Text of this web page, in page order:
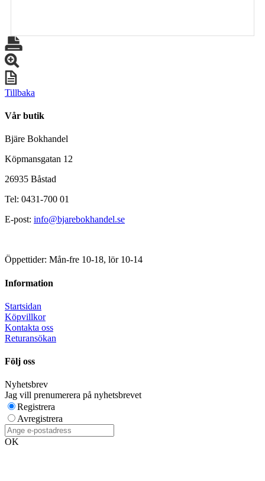
Tillbaka
Vår butik
Bjäre Bokhandel
Köpmansgatan 12
26935 Båstad
Tel: 0431-700 01
E-post: info@bjarebokhandel.se
Öppettider: Mån-fre 10-18, lör 10-14
Information
Startsidan
Köpvillkor
Kontakta oss
Returansökan
Följ oss
Nyhetsbrev
Jag vill prenumerera på nyhetsbrevet
Registrera
Avregistrera
OK